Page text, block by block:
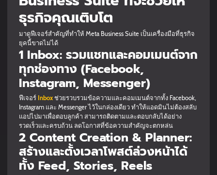
ธุรกิจคุณเติบโต
มาดูฟีเจอร์สำคัญที่ทำให้ Meta Business Suite เป็นเครื่องมือที่ธุรกิจ
ยุคนี้ขาดไม่ได้
1 Inbox: รวมแชทและคอมเมนต์จาก
ทุกช่องทาง (Facebook,
Instagram, Messenger)
ฟีเจอร์ Inbox ช่วยรวบรวมข้อความและคอมเมนต์จากทั้ง Facebook,
Instagram และ Messenger ไว้ในกล่องเดียว ทำให้แอดมินไม่ต้องสลับ
แอปไปมาเพื่อตอบลูกค้า สามารถติดตามและตอบกลับได้อย่าง
รวดเร็วและครบถ้วน ลดโอกาสที่ข้อความสำคัญจะตกหล่น
2 Content Creation & Planner:
สร้างและตั้งเวลาโพสต์ล่วงหน้าได้
ทั้ง Feed, Stories, Reels